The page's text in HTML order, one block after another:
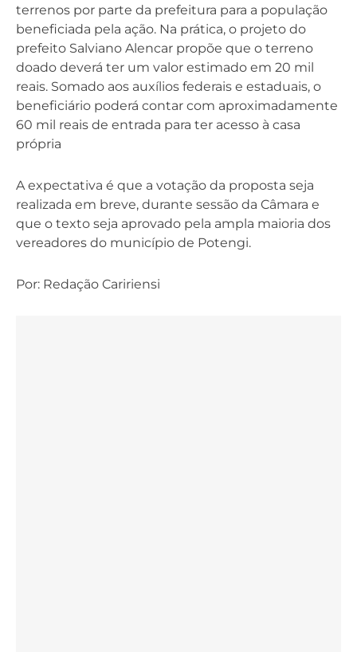
terrenos por parte da prefeitura para a população
beneficiada pela ação. Na prática, o projeto do
prefeito Salviano Alencar propõe que o terreno
doado deverá ter um valor estimado em 20 mil
reais. Somado aos auxílios federais e estaduais, o
beneficiário poderá contar com aproximadamente
60 mil reais de entrada para ter acesso à casa
própria
A expectativa é que a votação da proposta seja
realizada em breve, durante sessão da Câmara e
que o texto seja aprovado pela ampla maioria dos
vereadores do município de Potengi.
Por: Redação Caririensi